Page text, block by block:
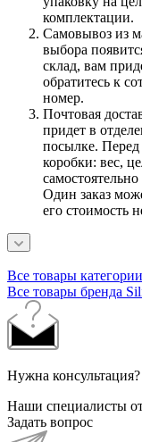
комплектации.
Самовывоз из
выбора
склад, вам
обратитесь к
номер.
Почтовая
придет в
посылке. Перед
коробки: вес,
Один заказ
его стоимость
Все товары категории
Все товары бренда
Нужна консультация?
Наши специалисты
Задать вопрос